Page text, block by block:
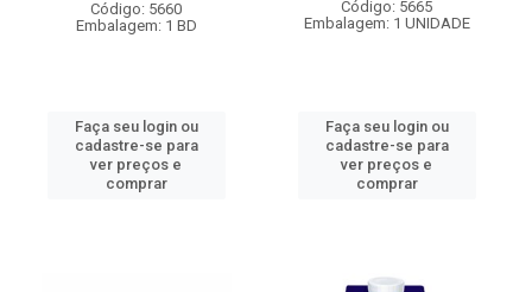
Código: 5660
Embalagem: 1 BD
Faça seu login ou
cadastre-se para
ver preços e
comprar
Código: 5665
Embalagem: 1 UNIDADE
Faça seu login ou
cadastre-se para
ver preços e
comprar